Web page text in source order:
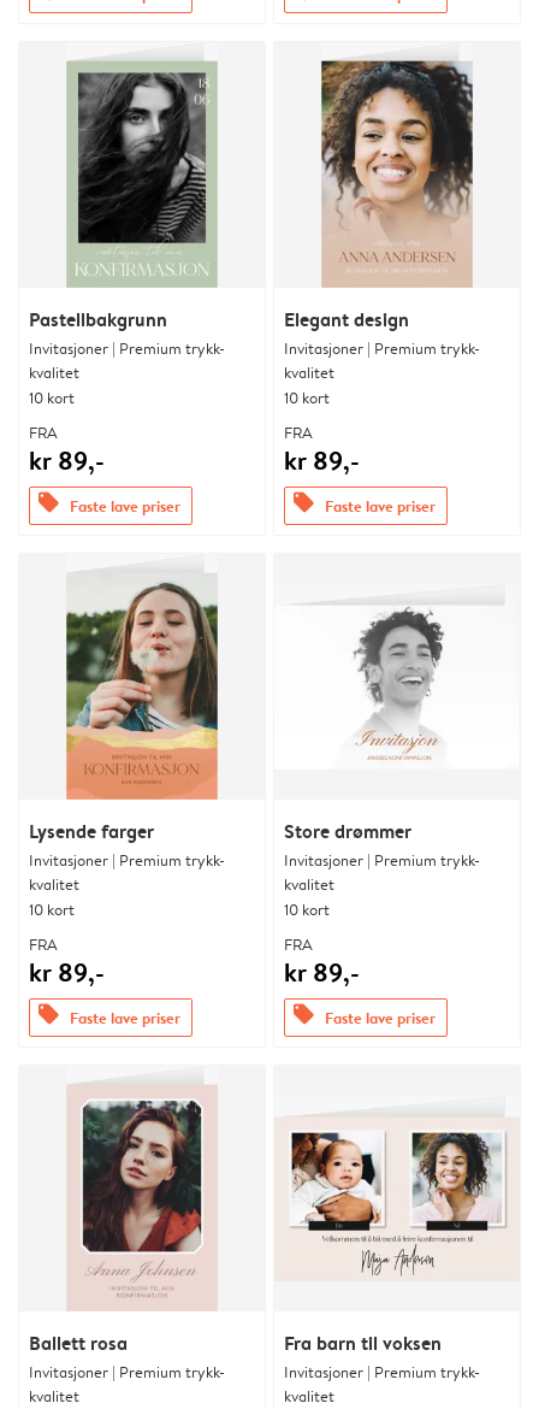
Pastellbakgrunn
Invitasjoner | Premium trykk-
kvalitet
10 kort
FRA
kr 89,-
offers Faste lave priser
Elegant design
Invitasjoner | Premium trykk-
kvalitet
10 kort
FRA
kr 89,-
offers Faste lave priser
Lysende farger
Invitasjoner | Premium trykk-
kvalitet
10 kort
FRA
kr 89,-
offers Faste lave priser
Store drømmer
Invitasjoner | Premium trykk-
kvalitet
10 kort
FRA
kr 89,-
offers Faste lave priser
Ballett rosa
Invitasjoner | Premium trykk-
kvalitet
Fra barn til voksen
Invitasjoner | Premium trykk-
kvalitet